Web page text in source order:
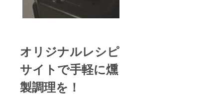
オリジナルレシピ
サイトで手軽に燻
製調理を！